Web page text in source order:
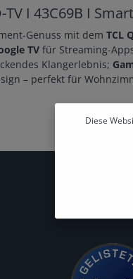
I 43C69B I
Genuss mit dem TCL
TV für Streaming-
Klangerlebnis;
– perfekt für
Diese